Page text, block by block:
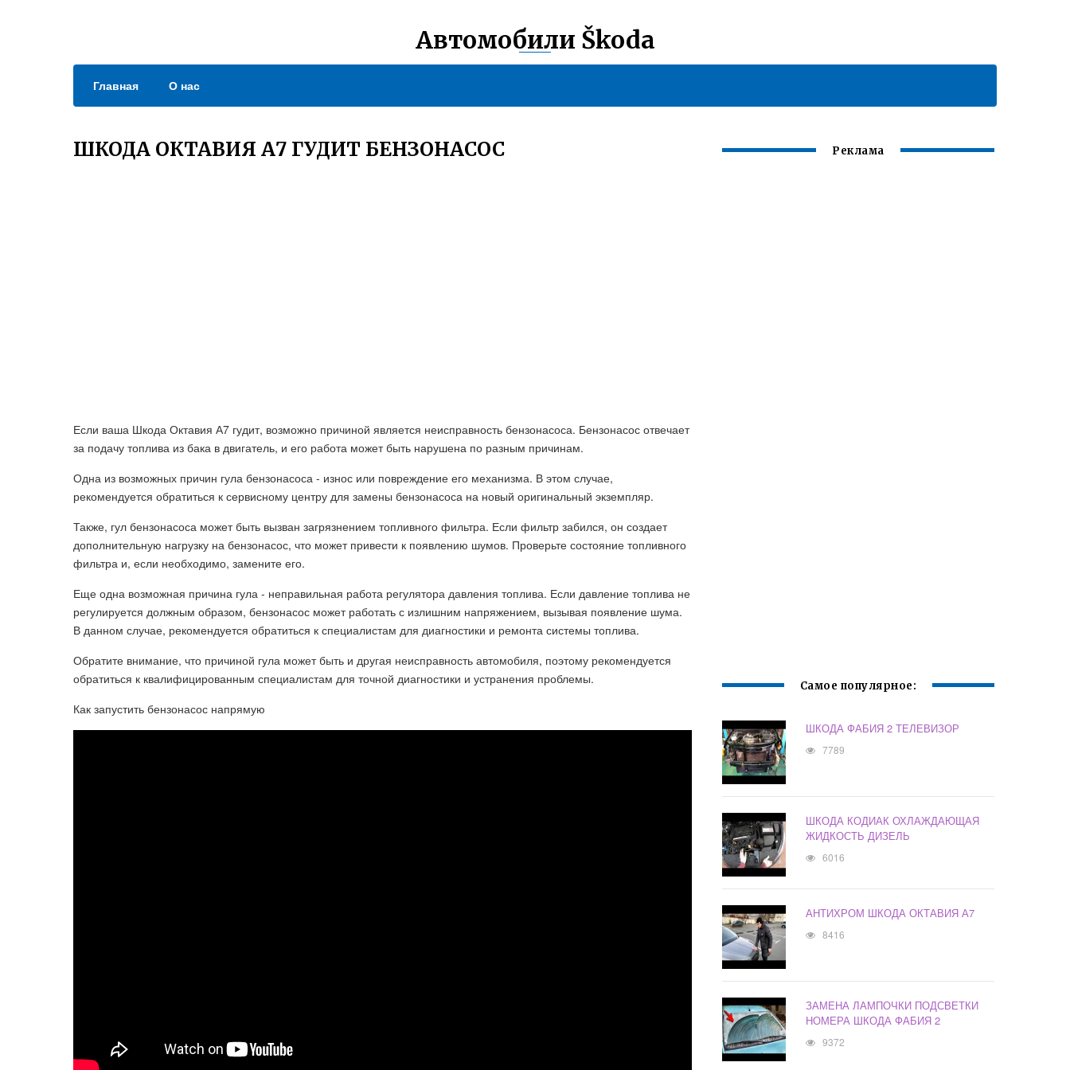
Автомобили Škoda
Главная О нас
ШКОДА ОКТАВИЯ А7 ГУДИТ БЕНЗОНАСОС
Если ваша Шкода Октавия А7 гудит, возможно причиной является неисправность бензонасоса. Бензонасос отвечает
за подачу топлива из бака в двигатель, и его работа может быть нарушена по разным причинам.
Одна из возможных причин гула бензонасоса - износ или повреждение его механизма. В этом случае,
рекомендуется обратиться к сервисному центру для замены бензонасоса на новый оригинальный экземпляр.
Также, гул бензонасоса может быть вызван загрязнением топливного фильтра. Если фильтр забился, он создает
дополнительную нагрузку на бензонасос, что может привести к появлению шумов. Проверьте состояние топливного
фильтра и, если необходимо, замените его.
Еще одна возможная причина гула - неправильная работа регулятора давления топлива. Если давление топлива не
регулируется должным образом, бензонасос может работать с излишним напряжением, вызывая появление шума.
В данном случае, рекомендуется обратиться к специалистам для диагностики и ремонта системы топлива.
Обратите внимание, что причиной гула может быть и другая неисправность автомобиля, поэтому рекомендуется
обратиться к квалифицированным специалистам для точной диагностики и устранения проблемы.
Как запустить бензонасос напрямую
Реклама
Самое популярное:
ШКОДА ФАБИЯ 2 ТЕЛЕВИЗОР
7789
ШКОДА КОДИАК ОХЛАЖДАЮЩАЯ
ЖИДКОСТЬ ДИЗЕЛЬ
6016
АНТИХРОМ ШКОДА ОКТАВИЯ А7
8416
ЗАМЕНА ЛАМПОЧКИ ПОДСВЕТКИ
НОМЕРА ШКОДА ФАБИЯ 2
9372